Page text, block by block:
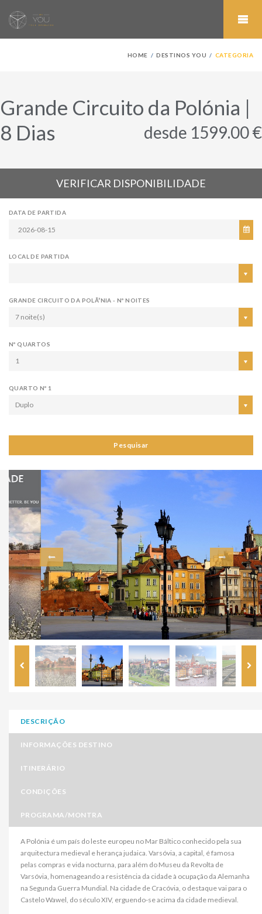
HOME DESTINOS YOU CATEGORIA
Grande Circuito da Polónia |
8 Dias
desde 1599.00 €
VERIFICAR DISPONIBILIDADE
DATA DE PARTIDA
LOCAL DE PARTIDA
GRANDE CIRCUITO DA POLÃ³NIA - Nº NOITES
7 noite(s)
Nº QUARTOS
1
QUARTO Nº 1
Duplo
Pesquisar
DESCRIÇÃO
INFORMAÇÕES DESTINO
ITINERÁRIO
CONDIÇÕES
PROGRAMA/MONTRA
A Polónia é um país do leste europeu no Mar Báltico conhecido pela sua
arquitectura medieval e herança judaica. Varsóvia, a capital, é famosa
pelas compras e vida nocturna, para além do Museu da Revolta de
Varsóvia, homenageando a resistência da cidade à ocupação da Alemanha
na Segunda Guerra Mundial. Na cidade de Cracóvia, o destaque vai para o
Castelo Wawel, do século XIV, erguendo-se acima da cidade medieval.